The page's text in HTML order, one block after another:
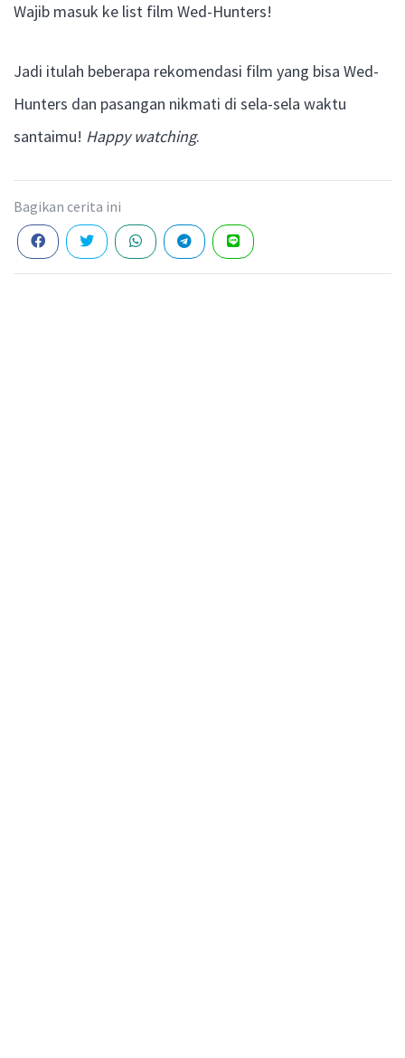
Wajib masuk ke list film Wed-Hunters!
Jadi itulah beberapa rekomendasi film yang bisa Wed-
Hunters dan pasangan nikmati di sela-sela waktu
santaimu! Happy watching.
Bagikan cerita ini